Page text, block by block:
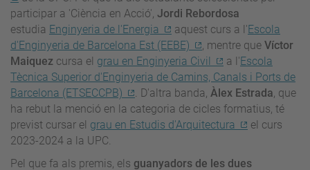
participar a 'Ciència en Acció', Jordi Rebordosa
estudia Enginyeria de l'Energia aquest curs a l'Escola
d'Enginyeria de Barcelona Est (EEBE)
, mentre que Víctor
Maiquez cursa el grau en Enginyeria Civil a l'Escola
Tècnica Superior d'Enginyeria de Camins, Canals i Ports de
Barcelona (ETSECCPB)
. D'altra banda, Àlex Estrada, que
ha rebut la menció en la categoria de cicles formatius, té
previst cursar el grau en Estudis d'Arquitectura
el curs
2023-2024 a la UPC.
Pel que fa als premis, els guanyadors de les dues